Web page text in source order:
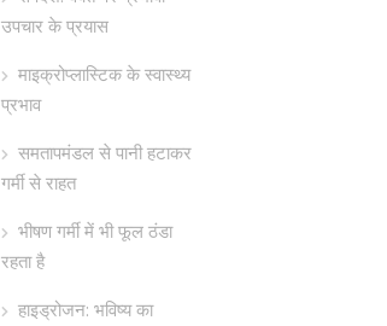
उपचार के प्रयास
माइक्रोप्लास्टिक के स्वास्थ्य
प्रभाव
समतापमंडल से पानी हटाकर
गर्मी से राहत
भीषण गर्मी में भी फूल ठंडा
रहता है
हाइड्रोजन: भविष्य का